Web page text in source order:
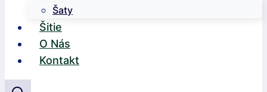
Šaty
Šitie
O Nás
Kontakt